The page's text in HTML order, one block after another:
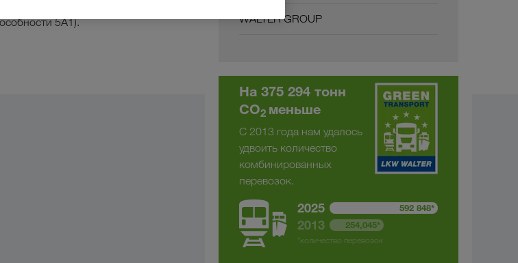
рейтинг компании
5А1).
WALTER GROUP
На 375 294 тонн
CO2 меньше
С 2013 года нам удалось
удвоить количество
комбинированных
перевозок.
2025 592 848*
2013
254,045*
*количество перевозок